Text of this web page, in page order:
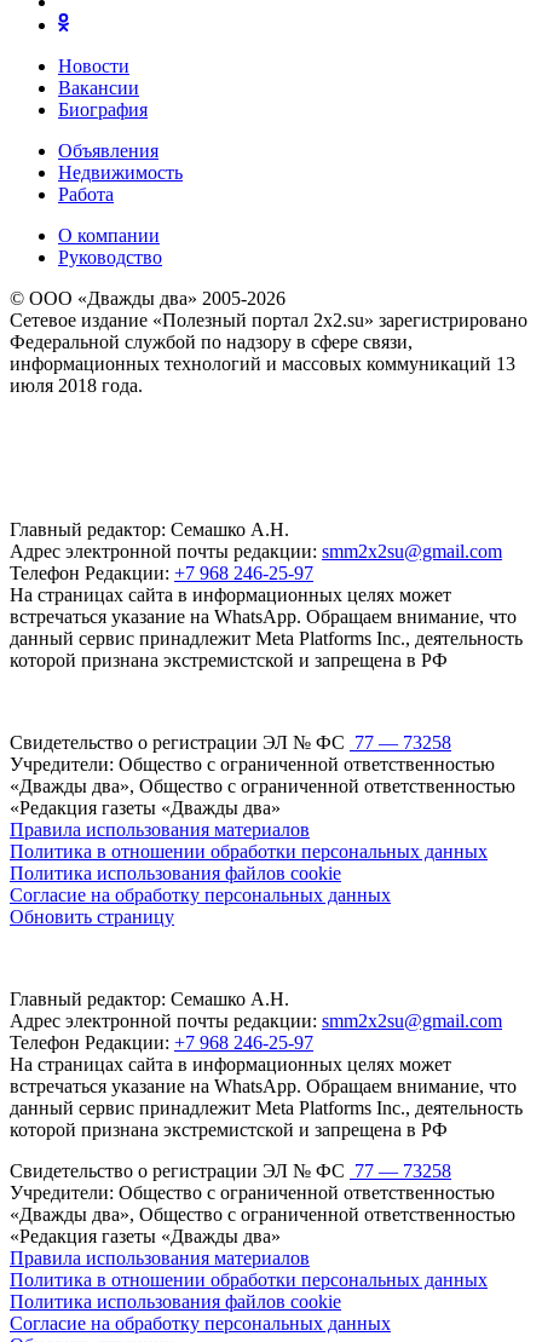
Новости
Вакансии
Биография
Объявления
Недвижимость
Работа
О компании
Руководство
© ООО «Дважды два» 2005-2026
Сетевое издание «Полезный портал 2x2.su» зарегистрировано
Федеральной службой по надзору в сфере связи,
информационных технологий и массовых коммуникаций 13
июля 2018 года.
Главный редактор: Семашко А.Н.
Адрес электронной почты редакции: smm2x2su@gmail.com
Телефон Редакции: +7 968 246-25-97
На страницах сайта в информационных целях может
встречаться указание на WhatsApp. Обращаем внимание, что
данный сервис принадлежит Meta Platforms Inc., деятельность
которой признана экстремистской и запрещена в РФ
Свидетельство о регистрации ЭЛ № ФС 77 — 73258
Учредители: Общество с ограниченной ответственностью
«Дважды два», Общество с ограниченной ответственностью
«Редакция газеты «Дважды два»
Правила использования материалов
Политика в отношении обработки персональных данных
Политика использования файлов cookie
Согласие на обработку персональных данных
Обновить страницу
Главный редактор: Семашко А.Н.
Адрес электронной почты редакции: smm2x2su@gmail.com
Телефон Редакции: +7 968 246-25-97
На страницах сайта в информационных целях может
встречаться указание на WhatsApp. Обращаем внимание, что
данный сервис принадлежит Meta Platforms Inc., деятельность
которой признана экстремистской и запрещена в РФ
Свидетельство о регистрации ЭЛ № ФС 77 — 73258
Учредители: Общество с ограниченной ответственностью
«Дважды два», Общество с ограниченной ответственностью
«Редакция газеты «Дважды два»
Правила использования материалов
Политика в отношении обработки персональных данных
Политика использования файлов cookie
Согласие на обработку персональных данных